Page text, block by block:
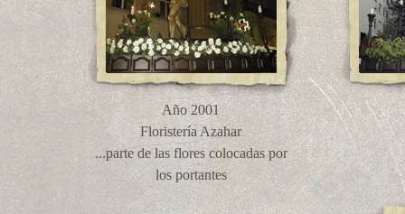
Año 2001
Floristería Azahar
...parte de las flores colocadas por
los portantes